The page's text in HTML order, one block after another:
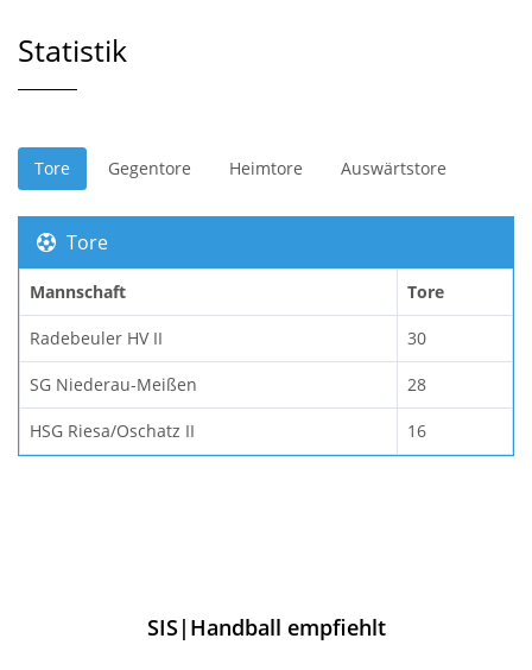
Statistik
Tore Gegentore Heimtore Auswärtstore
Tore
Mannschaft Tore
Radebeuler HV II 30
SG Niederau-Meißen 28
HSG Riesa/Oschatz II 16
SIS|Handball empfiehlt